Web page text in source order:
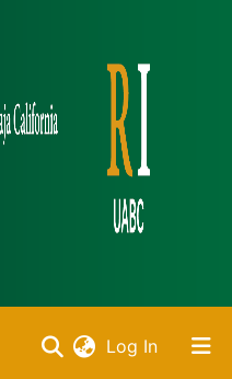
Log In(current)